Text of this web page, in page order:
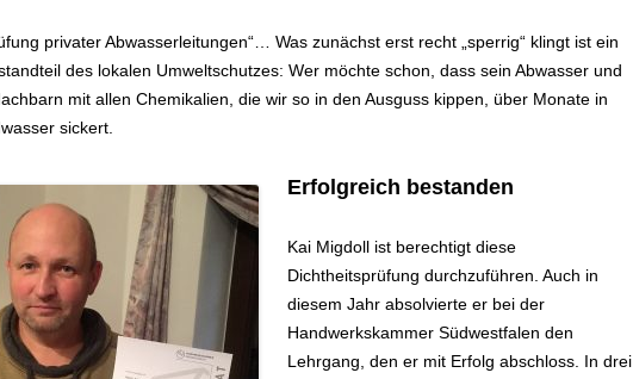
privater Abwasserleitungen“… Was zunächst erst recht „sperrig“ klingt ist ein
des lokalen Umweltschutzes: Wer möchte schon, dass sein Abwasser und
mit allen Chemikalien, die wir so in den Ausguss kippen, über Monate in
sickert.
Erfolgreich bestanden
Kai Migdoll ist berechtigt diese
Dichtheitsprüfung durchzuführen. Auch in
diesem Jahr absolvierte er bei der
Handwerkskammer Südwestfalen den
Lehrgang, den er mit Erfolg abschloss. In drei